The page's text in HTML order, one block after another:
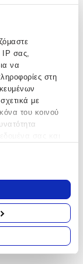
σας,
να
στη
με
του κοινού
τη γεωγραφική
σε
ενεργά
αποτύπωμα)
των
προτιμήσεις σας